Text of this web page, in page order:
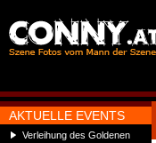
AKTUELLE EVENTS
Verleihung des Goldenen